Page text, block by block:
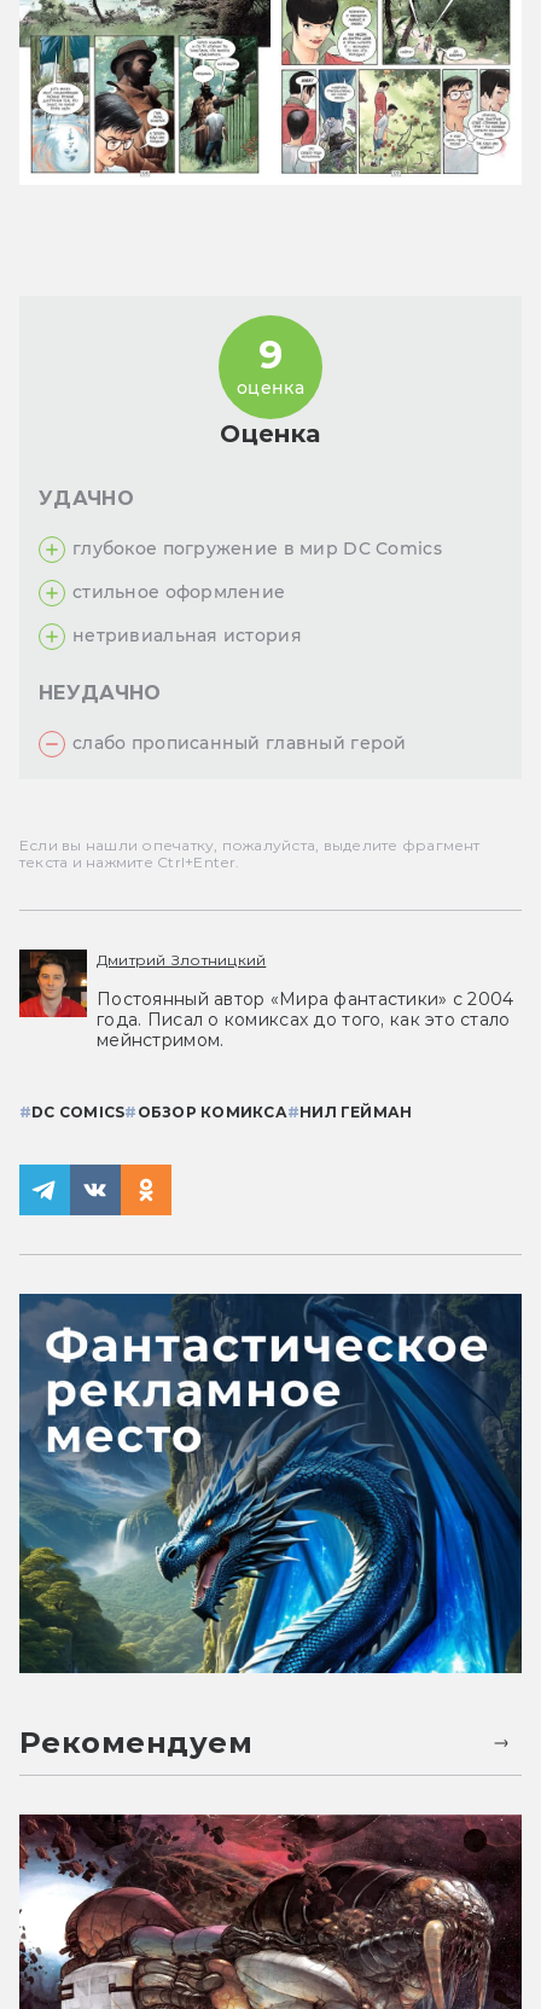
Оценка
9
оценка
УДАЧНО
глубокое погружение в мир DC Comics
стильное оформление
нетривиальная история
НЕУДАЧНО
слабо прописанный главный герой
Если вы нашли опечатку, пожалуйста, выделите фрагмент
текста и нажмите Ctrl+Enter.
Дмитрий Злотницкий
Постоянный автор «Мира фантастики» с 2004
года. Писал о комиксах до того, как это стало
мейнстримом.
#DC COMICS# ОБЗОР КОМИКСА#НИЛ ГЕЙМАН
Рекомендуем